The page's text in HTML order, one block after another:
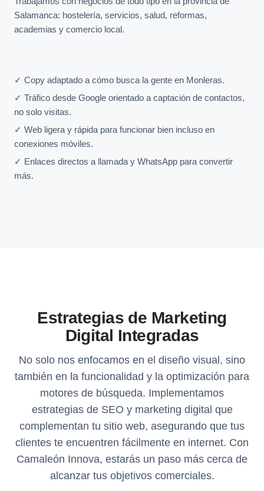
Salamanca: hostelería, servicios, salud, reformas,
academias y comercio local.
✓ Copy adaptado a cómo busca la gente en Monleras.
✓ Tráfico desde Google orientado a captación de contactos,
no solo visitas.
✓ Web ligera y rápida para funcionar bien incluso en
conexiones móviles.
✓ Enlaces directos a llamada y WhatsApp para convertir
más.
Estrategias de Marketing
Digital Integradas
No solo nos enfocamos en el diseño visual, sino
también en la funcionalidad y la optimización para
motores de búsqueda. Implementamos
estrategias de SEO y marketing digital que
complementan tu sitio web, asegurando que tus
clientes te encuentren fácilmente en internet. Con
Camaleón Innova, estarás un paso más cerca de
alcanzar tus objetivos comerciales.